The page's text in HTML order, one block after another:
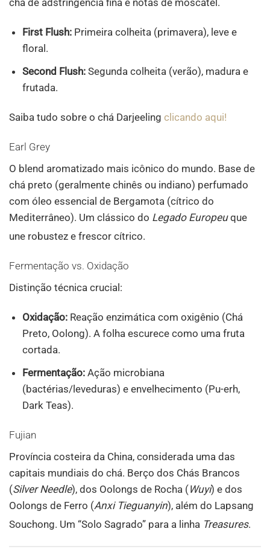
First Flush: Primeira colheita (primavera), leve e
floral.
Second Flush: Segunda colheita (verão), madura e
frutada.
Saiba tudo sobre o chá Darjeeling clicando aqui!
Earl Grey
O blend aromatizado mais icônico do mundo. Base de
chá preto (geralmente chinês ou indiano) perfumado
com óleo essencial de Bergamota (cítrico do
Mediterrâneo). Um clássico do Legado Europeuque
une robustez e frescor cítrico.
Fermentação vs. Oxidação
Distinção técnica crucial:
Oxidação: Reação enzimática com oxigênio (Chá
Preto, Oolong). A folha escurece como uma fruta
cortada.
Fermentação: Ação microbiana
(bactérias/leveduras) e envelhecimento (Pu-erh,
Dark Teas).
Fujian
Província costeira da China, considerada uma das
capitais mundiais do chá. Berço dos Chás Brancos
(Silver Needle), dos Oolongs de Rocha (Wuyi) e dos
Oolongs de Ferro (Anxi Tieguanyin), além do Lapsang
Souchong. Um “Solo Sagrado” para a linha Treasures.